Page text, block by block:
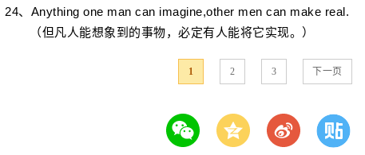
24、Anything one man can imagine,other men can make real.
（但凡人能想象到的事物，必定有人能将它实现。）
1 2 3 下一页